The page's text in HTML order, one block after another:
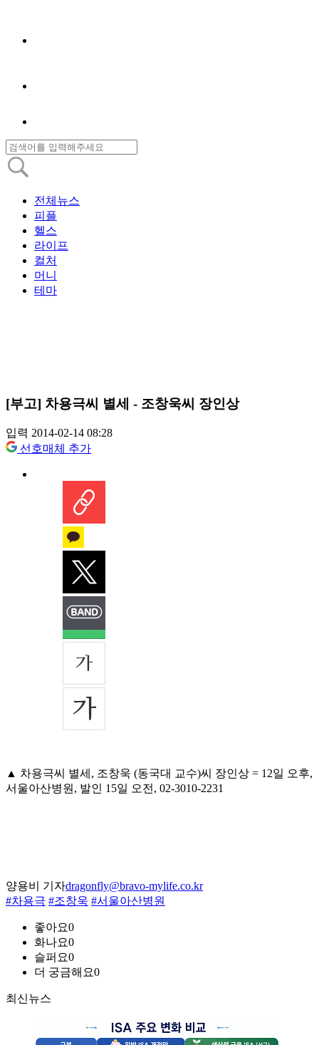
전체뉴스
피플
헬스
라이프
컬처
머니
테마
[부고] 차용극씨 별세 - 조창욱씨 장인상
입력 2014-02-14 08:28
선호매체 추가
▲ 차용극씨 별세, 조창욱 (동국대 교수)씨 장인상 = 12일 오후,
서울아산병원, 발인 15일 오전, 02-3010-2231
양용비 기자dragonfly@bravo-mylife.co.kr
#차용극 #조창욱 #서울아산병원
좋아요0
화나요0
슬퍼요0
더 궁금해요0
최신뉴스